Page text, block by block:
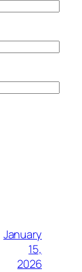
January
15,
2026